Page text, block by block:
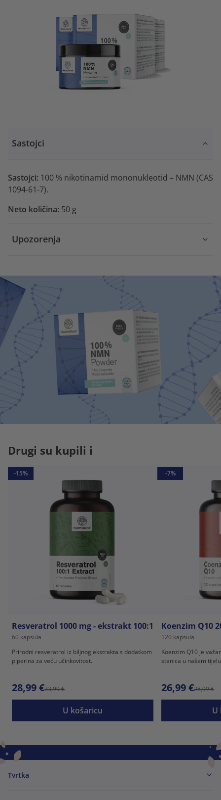
Sastojci
Sastojci: 100 % nikotinamid mononukleotid – NMN (CAS
1094-61-7).
Neto količina: 50 g
Upozorenja
Drugi su kupili i
-15%
Resveratrol 1000 mg - ekstrakt 100:1
60 kapsula
Prirodni resveratrol iz biljnog ekstrakta s dodatkom
piperina za veću učinkovitost.
28,99 €33,99 €
U košaricu
-7%
Koenzim Q10
120 kapsula
Koenzim Q10 je
stanica u našem
26,99 €28,99 €
U
Tvrtka